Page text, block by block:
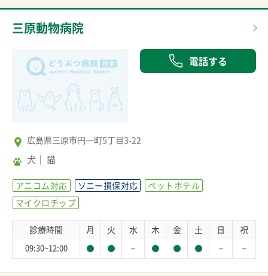
三原動物病院
電話する
広島県三原市円一町5丁目3-22
犬 猫
アニコム対応 ソニー損保対応
ペットホテル
マイクロチップ
診療時間 月 火 水 木 金 土 日 祝
09:30~12:00 － － －